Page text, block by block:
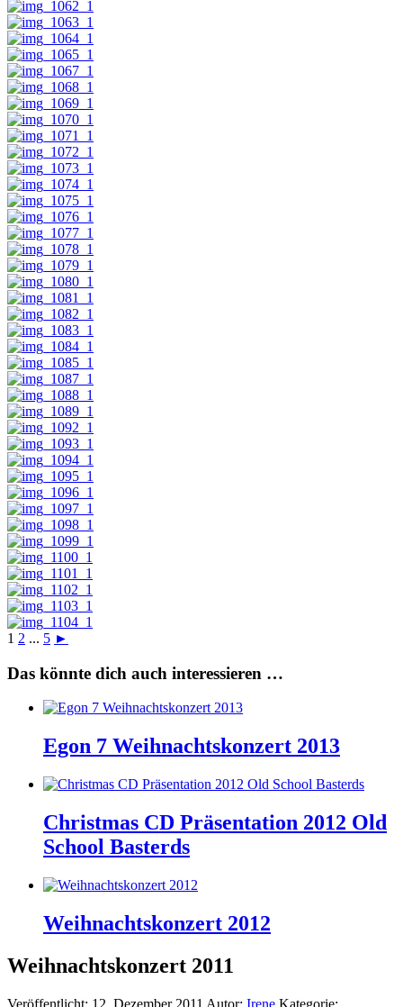
1 2 ... 5 ►
Das könnte dich auch interessieren …
Egon 7 Weihnachtskonzert 2013
Christmas CD Präsentation 2012 Old
School Basterds
Weihnachtskonzert 2012
Weihnachtskonzert 2011
Veröffentlicht: 12. Dezember 2011 Autor: Irene Kategorie: